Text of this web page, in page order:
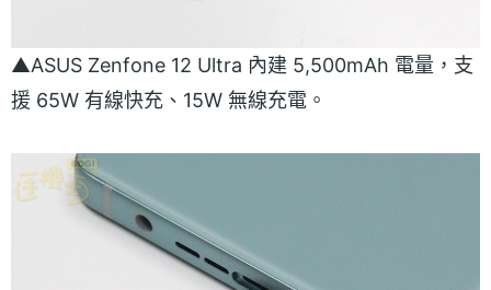
▲ASUS Zenfone 12 Ultra 內建 5,500mAh 電量，支
援 65W 有線快充、15W 無線充電。